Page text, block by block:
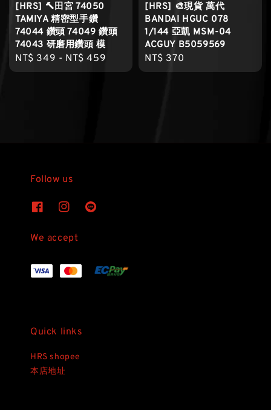
[HRS] 🔨田宮 74050
TAMIYA 精密型手鑽
74044 鑽頭 74049 鑽頭
74043 研磨用鑽頭 模
Regular
price
NT$ 349 - NT$ 459
[HRS] 🎨現貨 萬代
BANDAI HGUC 078
1/144 亞凱 MSM-04
ACGUY B5059569
Regular
price
NT$ 370
Follow us
We accept
Quick links
HRS shopee
本店地址